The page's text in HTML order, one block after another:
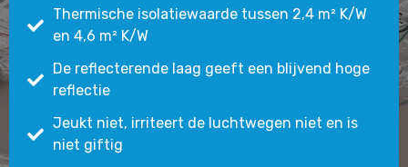
Thermische isolatiewaarde tussen 2,4 m² K/W
en 4,6 m² K/W
De reflecterende laag geeft een blijvend hoge
reflectie
Jeukt niet, irriteert de luchtwegen niet en is
niet giftig